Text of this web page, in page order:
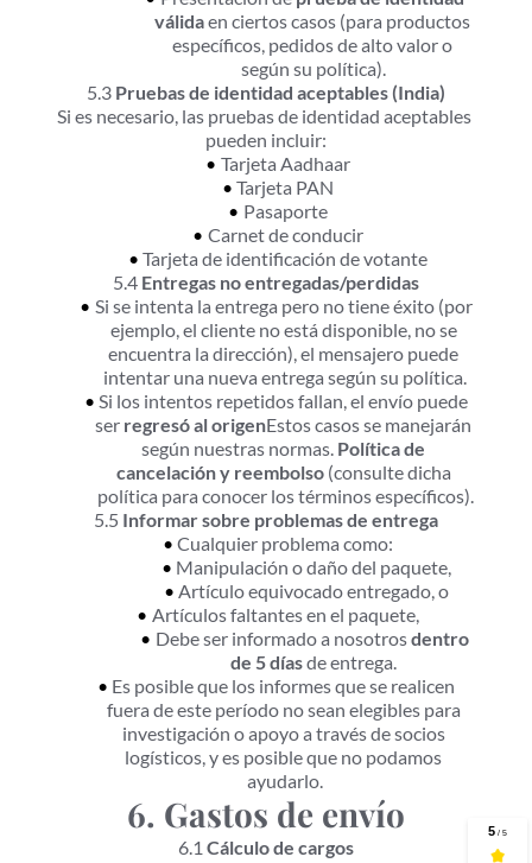
válida en ciertos casos (para productos
específicos, pedidos de alto valor o
según su política).
5.3 Pruebas de identidad aceptables (India)
Si es necesario, las pruebas de identidad aceptables
pueden incluir:
Tarjeta Aadhaar
Tarjeta PAN
Pasaporte
Carnet de conducir
Tarjeta de identificación de votante
5.4 Entregas no entregadas/perdidas
Si se intenta la entrega pero no tiene éxito (por
ejemplo, el cliente no está disponible, no se
encuentra la dirección), el mensajero puede
intentar una nueva entrega según su política.
Si los intentos repetidos fallan, el envío puede
ser regresó al origenEstos casos se manejarán
según nuestras normas. Política de
cancelación y reembolso (consulte dicha
política para conocer los términos específicos).
5.5 Informar sobre problemas de entrega
Cualquier problema como:
Manipulación o daño del paquete,
Artículo equivocado entregado, o
Artículos faltantes en el paquete,
Debe ser informado a nosotros dentro
de 5 días de entrega.
Es posible que los informes que se realicen
fuera de este período no sean elegibles para
investigación o apoyo a través de socios
logísticos, y es posible que no podamos
ayudarlo.
6. Gastos de envío
6.1 Cálculo de cargos